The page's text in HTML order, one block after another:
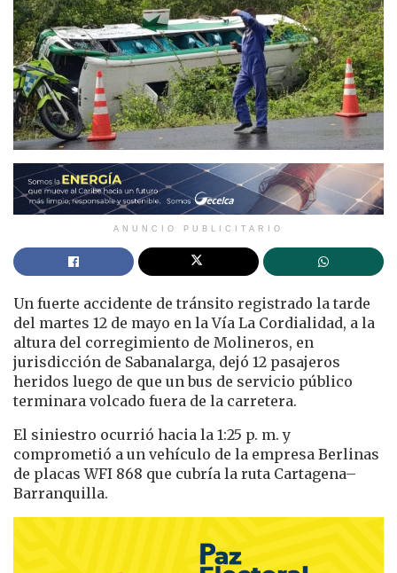
ANUNCIO PUBLICITARIO
Un fuerte accidente de tránsito registrado la tarde
del martes 12 de mayo en la Vía La Cordialidad, a la
altura del corregimiento de Molineros, en
jurisdicción de Sabanalarga, dejó 12 pasajeros
heridos luego de que un bus de servicio público
terminara volcado fuera de la carretera.
El siniestro ocurrió hacia la 1:25 p. m. y
comprometió a un vehículo de la empresa Berlinas
de placas WFI 868 que cubría la ruta Cartagena–
Barranquilla.